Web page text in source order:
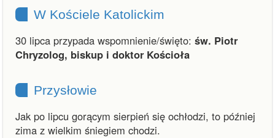
W Kościele Katolickim
30 lipca przypada wspomnienie/święto: św. Piotr
Chryzolog, biskup i doktor Kościoła
Przysłowie
Jak po lipcu gorącym sierpień się ochłodzi, to później
zima z wielkim śniegiem chodzi.